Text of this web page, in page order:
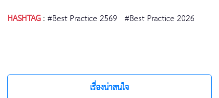
HASHTAG:#Best Practice 2569 #Best Practice 2026
เรื่องน่าสนใจ